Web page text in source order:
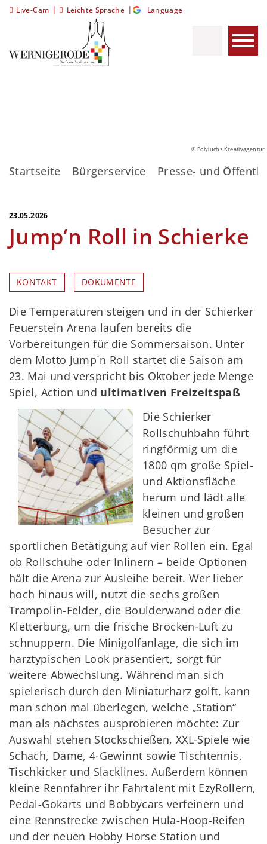
Live-Cam | Leichte Sprache | Language
© Polyluchs Kreativagentur
Startseite Bürgerservice Presse- und
23.05.2026
Jump‘n Roll in Schierke
KONTAKT DOKUMENTE
Die Temperaturen steigen und in der Schierker
Feuerstein Arena laufen bereits die
Vorbereitungen für die Sommersaison. Unter
dem Motto Jump´n Roll startet die Saison am
23. Mai und verspricht bis Oktober jede Menge
Spiel, Action und ultimativen Freizeitspaß
Die Schierker
Rollschuhbahn führt
ringförmig um die
1800 qm große Spiel-
und Aktionsfläche
herum und lädt alle
kleinen und großen
Besucher zur
sportlichen Betätigung auf vier Rollen ein. Egal
ob Rollschuhe oder Inlinern – beide Optionen
hält die Arena zur Ausleihe bereit. Wer lieber
hoch hinaus will, nutzt die sechs großen
Trampolin-Felder, die Boulderwand oder die
Kletterburg, um die frische Brocken-Luft zu
schnuppern. Die Minigolfanlage, die sich im
harztypischen Look präsentiert, sorgt für
weitere Abwechslung. Während man sich
spielerisch durch den Miniaturharz golft, kann
man schon mal überlegen, welche „Station“
man als nächstes ausprobieren möchte: Zur
Auswahl stehen Stockschießen, XXL-Spiele wie
Schach, Dame, 4-Gewinnt sowie Tischtennis,
Tischkicker und Slacklines. Außerdem können
kleine Rennfahrer ihr Fahrtalent mit EzyRollern,
Pedal-Gokarts und Bobbycars verfeinern und
eine Rennstrecke zwischen Hula-Hoop-Reifen
und der neuen Hobby Horse Station und